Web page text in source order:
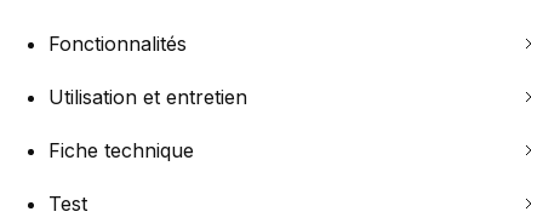
Fonctionnalités
Utilisation et entretien
Fiche technique
Test